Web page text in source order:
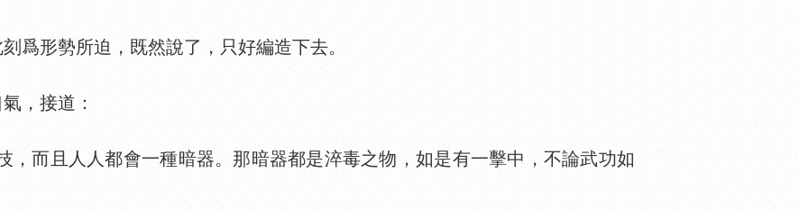
形勢所迫，既然說了，只好編造下去。
，接道：
而且人人都會一種暗器。那暗器都是淬毒之物，如是有一擊中，不論武功如